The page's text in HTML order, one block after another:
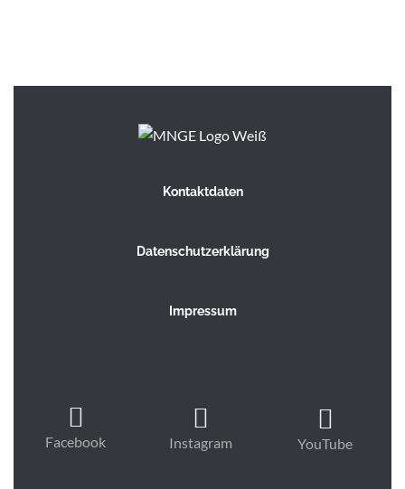
Kontaktdaten
Datenschutzerklärung
Impressum
Facebook Instagram YouTube